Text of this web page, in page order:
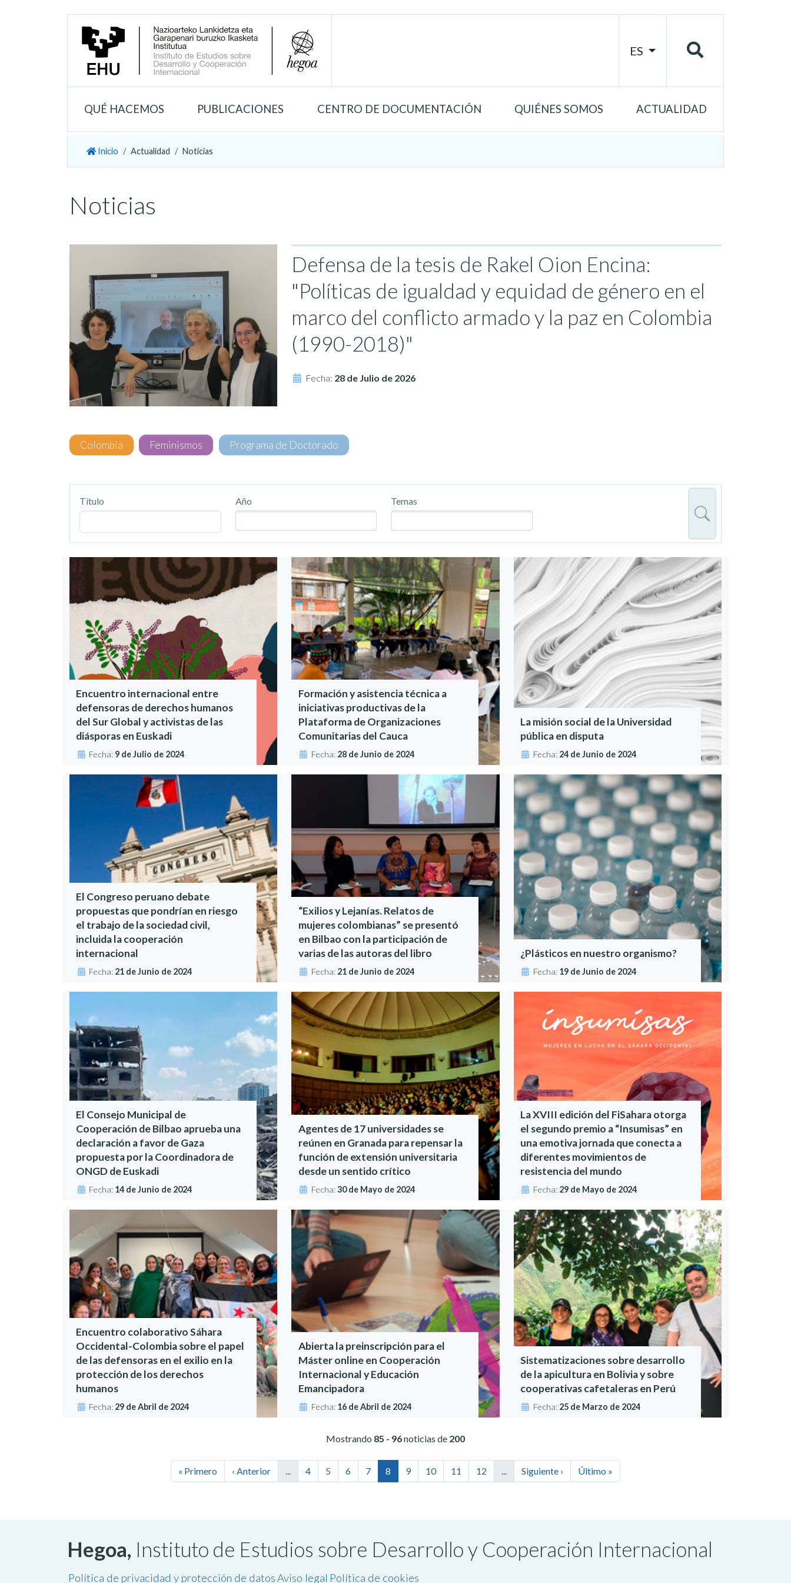
ES
QUÉ HACEMOS PUBLICACIONES CENTRO DE DOCUMENTACIÓN QUIÉNES SOMOS ACTUALIDAD
Inicio Actualidad Noticias
Noticias
Defensa de la tesis de Rakel Oion Encina:
"Políticas de igualdad y equidad de género en el
marco del conflicto armado y la paz en Colombia
(1990-2018)"
Fecha: 28 de Julio de 2026
Colombia Feminismos Programa de Doctorado
Título Año Temas
Encuentro internacional entre
defensoras de derechos humanos
del Sur Global y activistas de las
diásporas en Euskadi
Fecha: 9 de Julio de 2024
Formación y asistencia técnica a
iniciativas productivas de la
Plataforma de Organizaciones
Comunitarias del Cauca
Fecha: 28 de Junio de 2024
La misión social de la Universidad
pública en disputa
Fecha: 24 de Junio de 2024
El Congreso peruano debate
propuestas que pondrían en riesgo
el trabajo de la sociedad civil,
incluida la cooperación
internacional
Fecha: 21 de Junio de 2024
“Exilios y Lejanías. Relatos de
mujeres colombianas” se presentó
en Bilbao con la participación de
varias de las autoras del libro
Fecha: 21 de Junio de 2024
¿Plásticos en nuestro organismo?
Fecha: 19 de Junio de 2024
El Consejo Municipal de
Cooperación de Bilbao aprueba una
declaración a favor de Gaza
propuesta por la Coordinadora de
ONGD de Euskadi
Fecha: 14 de Junio de 2024
Agentes de 17 universidades se
reúnen en Granada para repensar la
función de extensión universitaria
desde un sentido crítico
Fecha:30 de Mayo de 2024
La XVIII edición del FiSahara otorga
el segundo premio a “Insumisas” en
una emotiva jornada que conecta a
diferentes movimientos de
resistencia del mundo
Fecha: 29 de Mayo de 2024
Encuentro colaborativo Sáhara
Occidental-Colombia sobre el papel
de las defensoras en el exilio en la
protección de los derechos
humanos
Fecha: 29 de Abril de 2024
Abierta la preinscripción para el
Máster online en Cooperación
Internacional y Educación
Emancipadora
Fecha: 16 de Abril de 2024
Sistematizaciones sobre desarrollo
de la apicultura en Bolivia y sobre
cooperativas cafetaleras en Perú
Fecha: 25 de Marzo de 2024
Mostrando 85 - 96noticias de 200
« Primero ‹ Anterior ... 4 5 6 7 8 9 10 11 12 ... Siguiente › Último »
Hegoa, Instituto de Estudios sobre Desarrollo y Cooperación Internacional
Política de privacidad y protección de datosAviso legal Política de cookies